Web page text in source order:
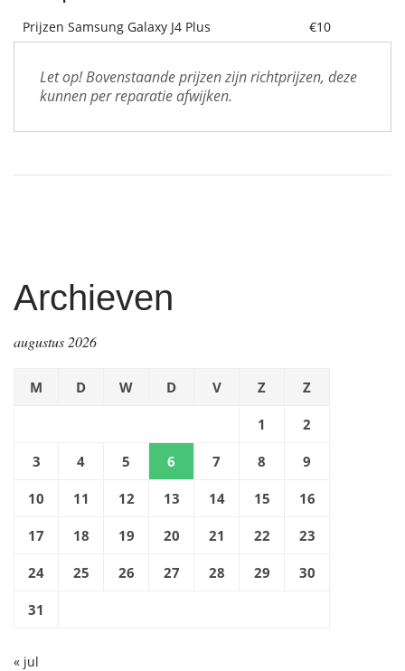
Prijzen Samsung Galaxy J4 Plus
€10
Let op! Bovenstaande prijzen zijn richtprijzen, deze
kunnen per reparatie afwijken.
Archieven
augustus 2026
M D W D V Z Z
1 2
3 4 5 6 7 8 9
10 11 12 13 14 15 16
17 18 19 20 21 22 23
24 25 26 27 28 29 30
31
« jul